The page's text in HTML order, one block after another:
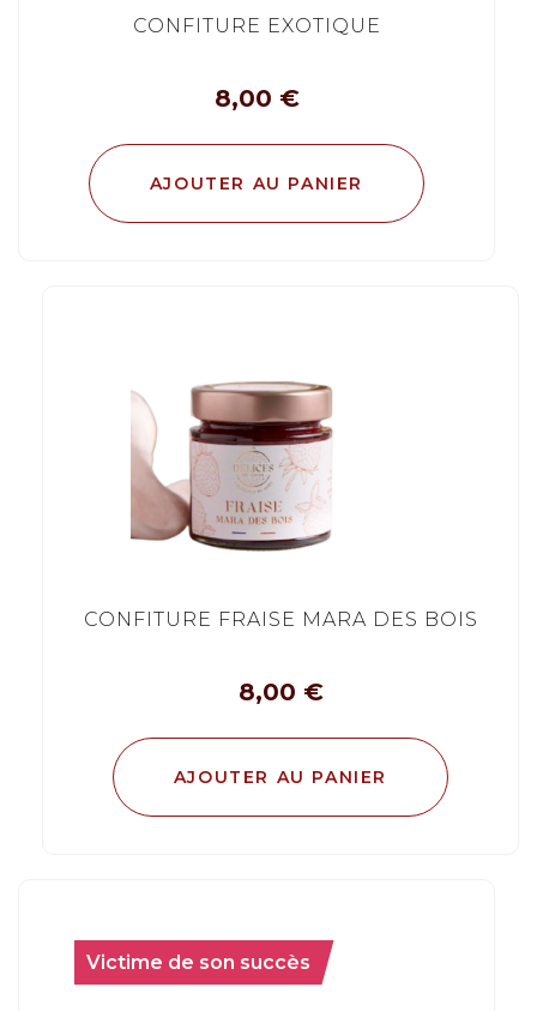
CONFITURE EXOTIQUE
8,00 €
AJOUTER AU PANIER
CONFITURE FRAISE MARA DES BOIS
8,00 €
AJOUTER AU PANIER
Victime de son succès